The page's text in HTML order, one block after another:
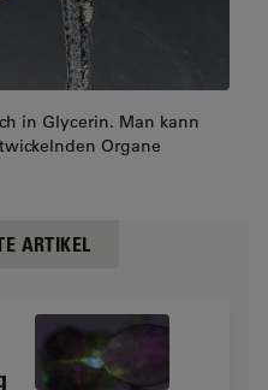
in Glycerin. Man kann
Organe
ARTIKEL